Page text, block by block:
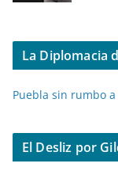
La Diplomacia
Puebla sin rumbo
El Desliz por